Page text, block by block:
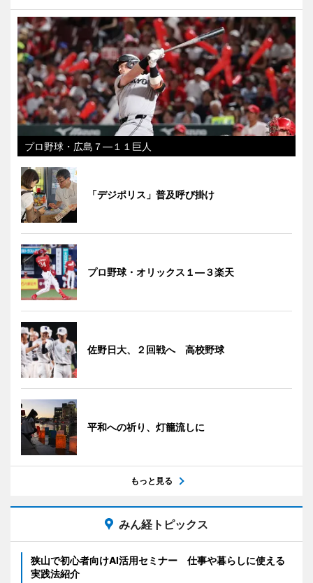
プロ野球・広島７―１１巨人
「デジポリス」普及呼び掛け
プロ野球・オリックス１―３楽天
佐野日大、２回戦へ 高校野球
平和への祈り、灯籠流しに
もっと見る
みん経トピックス
狭山で初心者向けAI活用セミナー 仕事や暮らしに使える
実践法紹介